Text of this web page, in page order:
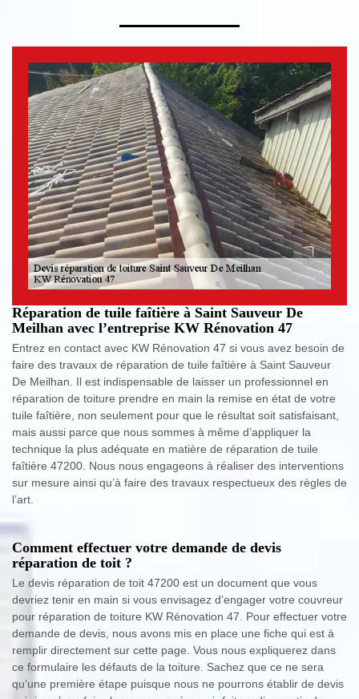
Réparation de tuile faîtière à Saint Sauveur De
Meilhan avec l’entreprise KW Rénovation 47
Entrez en contact avec KW Rénovation 47 si vous avez besoin de
faire des travaux de réparation de tuile faîtière à Saint Sauveur
De Meilhan. Il est indispensable de laisser un professionnel en
réparation de toiture prendre en main la remise en état de votre
tuile faîtière, non seulement pour que le résultat soit satisfaisant,
mais aussi parce que nous sommes à même d’appliquer la
technique la plus adéquate en matière de réparation de tuile
faîtière 47200. Nous nous engageons à réaliser des interventions
sur mesure ainsi qu’à faire des travaux respectueux des règles de
l’art.
Comment effectuer votre demande de devis
réparation de toit ?
Le devis réparation de toit 47200 est un document que vous
devriez tenir en main si vous envisagez d’engager votre couvreur
pour réparation de toiture KW Rénovation 47. Pour effectuer votre
demande de devis, nous avons mis en place une fiche qui est à
remplir directement sur cette page. Vous nous expliquerez dans
ce formulaire les défauts de la toiture. Sachez que ce ne sera
qu’une première étape puisque nous ne pourrons établir de devis